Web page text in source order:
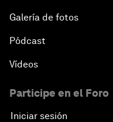
Galería de fotos
Pódcast
Vídeos
Participe en el Foro
Iniciar sesión